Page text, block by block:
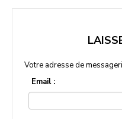
Votre adresse de
Email :